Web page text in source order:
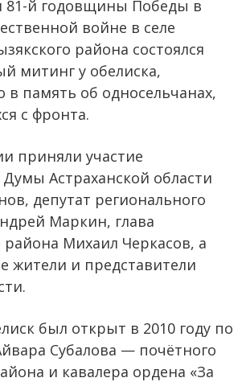
81-й годовщины Победы в
войне в селе
района состоялся
митинг у обелиска,
в память об односельчанах,
с фронта.
приняли участие
Думы Астраханской области
депутат регионального
Маркин, глава
района Михаил Черкасов, а
жители и представители
был открыт в 2010 году по
Субалова — почётного
и кавалера ордена «За